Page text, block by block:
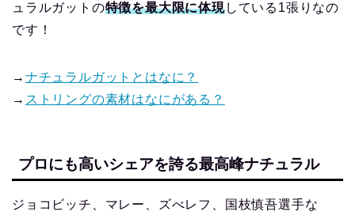
ュラルガットの特徴を最大限に体現している1張りなの
です！
→ ナチュラルガットとはなに？
→ ストリングの素材はなにがある？
プロにも高いシェアを誇る最高峰ナチュラル
ジョコビッチ、マレー、ズべレフ、国枝慎吾選手な